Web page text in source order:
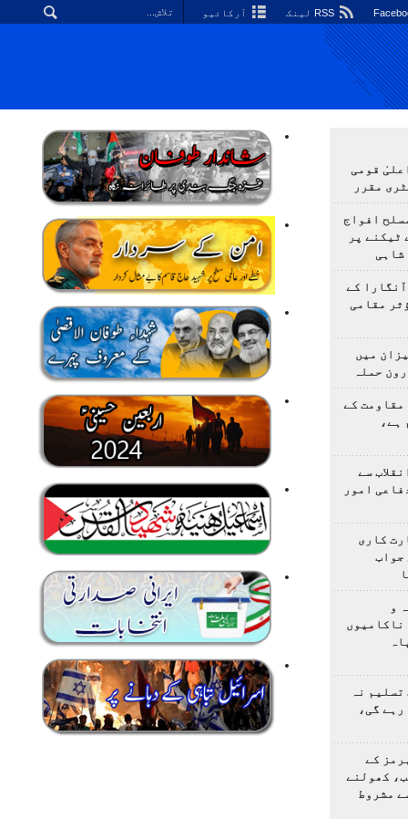
آرکائیو
قومی
مقرر
افواج
ٹیکنے پر
شاہی
کے
مؤثر مقامی
میں
حملہ
مقاومت کے
ہے،
سے
امور
کاری
جواب
و
ناکامیوں
نہ
گی،
کے
کھولنے
مشروط